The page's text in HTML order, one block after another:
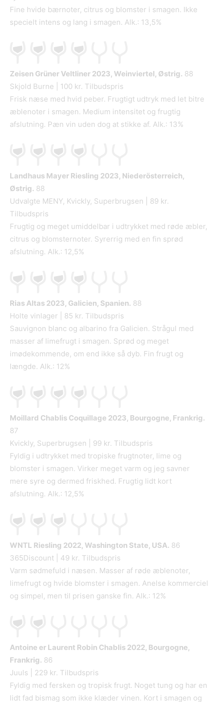
Fine hvide bærnoter, citrus og blomster i smagen. Ikke
specielt intens og lang i smagen. Alk.: 13,5%
Zeisen Grüner Veltliner 2023, Weinviertel, Østrig. 88
Skjold Burne | 100 kr. Tilbudspris
Frisk næse med hvid peber. Frugtigt udtryk med let bitre
æblenoter i smagen. Medium intensitet og frugtig
afslutning. Pæn vin uden dog at stikke af. Alk.: 13%
Landhaus Mayer Riesling 2023, Niederösterreich,
Østrig. 88
Udvalgte MENY, Kvickly, Superbrugsen | 89 kr.
Tilbudspris
Frugtig og meget umiddelbar i udtrykket med røde æbler,
citrus og blomsternoter. Syrerrig med en fin sprød
afslutning. Alk.: 12,5%
Rias Altas 2023, Galicien, Spanien. 88
Holte vinlager | 85 kr. Tilbudspris
Sauvignon blanc og albarino fra Galicien. Strågul med
masser af limefrugt i smagen. Sprød og meget
imødekommende, om end ikke så dyb. Fin frugt og
længde. Alk.: 12%
Moillard Chablis Coquillage 2023, Bourgogne, Frankrig.
87
Kvickly, Superbrugsen | 99 kr. Tilbudspris
Fyldig i udtrykket med tropiske frugtnoter, lime og
blomster i smagen. Virker meget varm og jeg savner
mere syre og dermed friskhed. Frugtig lidt kort
afslutning. Alk.: 12,5%
WNTL Riesling 2022, Washington State, USA. 86
365Discount | 49 kr. Tilbudspris
Varm sødmefuld i næsen. Masser af røde æblenoter,
limefrugt og hvide blomster i smagen. Anelse kommerciel
og simpel, men til prisen ganske fin. Alk.: 12%
Antoine er Laurent Robin Chablis 2022, Bourgogne,
Frankrig. 86
Juuls | 229 kr. Tilbudspris
Fyldig med fersken og tropisk frugt. Noget tung og har en
lidt fad bismag som ikke klæder vinen. Kort i smagen og